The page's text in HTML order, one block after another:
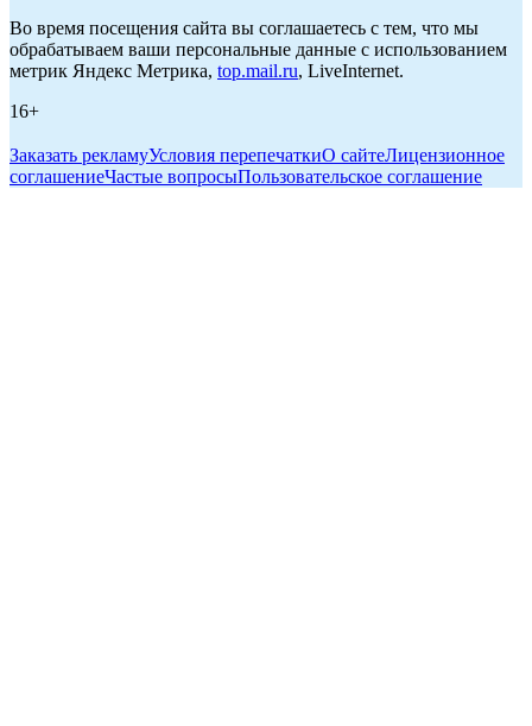
Во время посещения сайта вы соглашаетесь с тем, что мы
обрабатываем ваши персональные данные с использованием
метрик Яндекс Метрика, top.mail.ru, LiveInternet.
16+
Заказать рекламуУсловия перепечаткиО сайтеЛицензионное
соглашениеЧастые вопросыПользовательское соглашение